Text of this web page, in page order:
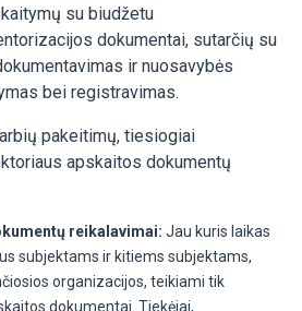
su biudžetu
dokumentai, sutarčių su
ir nuosavybės
bei registravimas.
pakeitimų, tiesiogiai
apskaitos dokumentų
reikalavimai: Jau kuris laikas
subjektams ir kitiems subjektams,
organizacijos, teikiami tik
dokumentai. Tiekėjai,